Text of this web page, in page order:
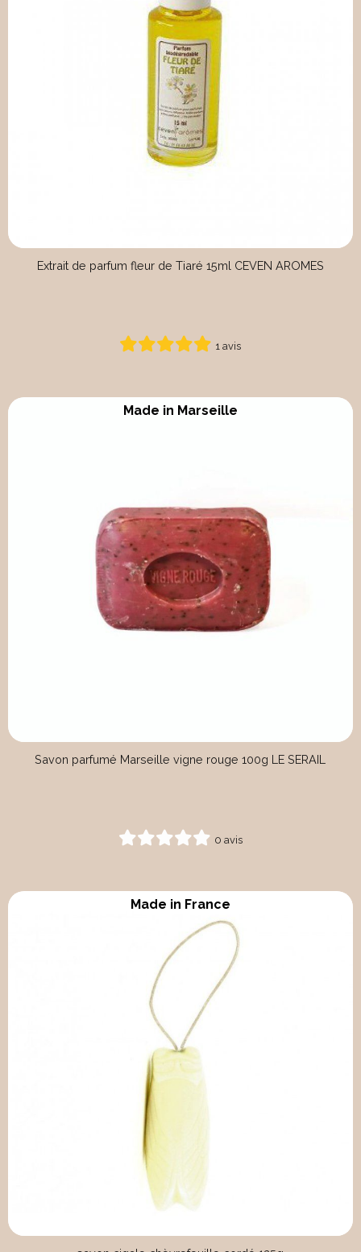
Extrait de parfum fleur de Tiaré 15ml CEVEN AROMES
1 avis
Savon parfumé Marseille vigne rouge 100g LE SERAIL
0 avis
Made in Marseille
Made in France